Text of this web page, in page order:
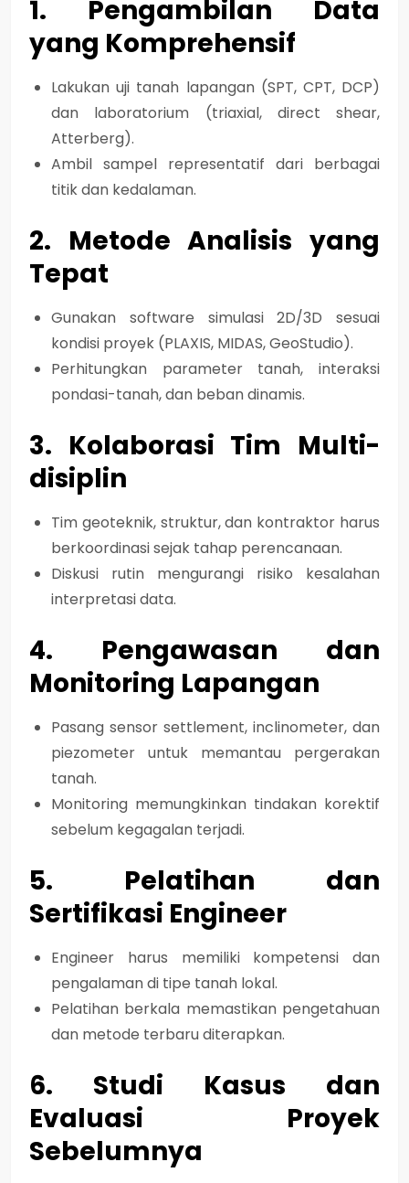
1. Pengambilan Data
yang Komprehensif
Lakukan uji tanah lapangan (SPT, CPT, DCP)
dan laboratorium (triaxial, direct shear,
Atterberg).
Ambil sampel representatif dari berbagai
titik dan kedalaman.
2. Metode Analisis yang
Tepat
Gunakan software simulasi 2D/3D sesuai
kondisi proyek (PLAXIS, MIDAS, GeoStudio).
Perhitungkan parameter tanah, interaksi
pondasi-tanah, dan beban dinamis.
3. Kolaborasi Tim Multi-
disiplin
Tim geoteknik, struktur, dan kontraktor harus
berkoordinasi sejak tahap perencanaan.
Diskusi rutin mengurangi risiko kesalahan
interpretasi data.
4. Pengawasan dan
Monitoring Lapangan
Pasang sensor settlement, inclinometer, dan
piezometer untuk memantau pergerakan
tanah.
Monitoring memungkinkan tindakan korektif
sebelum kegagalan terjadi.
5. Pelatihan dan
Sertifikasi Engineer
Engineer harus memiliki kompetensi dan
pengalaman di tipe tanah lokal.
Pelatihan berkala memastikan pengetahuan
dan metode terbaru diterapkan.
6. Studi Kasus dan
Evaluasi Proyek
Sebelumnya